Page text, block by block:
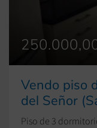
Vendo piso
del Señor
Piso de 3